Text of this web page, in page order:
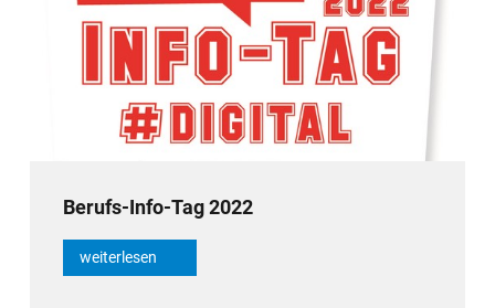
Berufs-Info-Tag 2022
weiterlesen